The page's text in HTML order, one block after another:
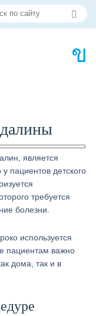
является
пациентов детского
требуется
болезни.
используется
пациентам важно
дома, так и в